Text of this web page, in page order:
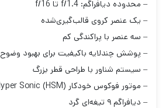
– محدوده دیافراگم: f/1.4 تا f/16
– یک عنصر کروی قالب‌گیری‌شده
– سه عنصر با پراکندگی کم
– پوشش چندلایه باکیفیت برای بهبود وضوح
– سیستم شناور با طراحی قطر بزرگ
– موتور فوکوس خودکار Hyper Sonic (HSM)
– دیافراگم ۹ تیغه‌ای گرد